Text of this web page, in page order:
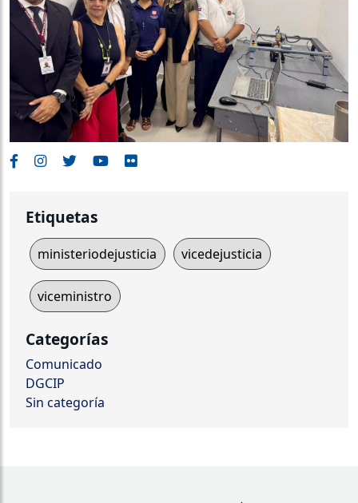
Etiquetas
ministeriodejusticia vicedejusticia
viceministro
Categorías
Comunicado
DGCIP
Sin categoría